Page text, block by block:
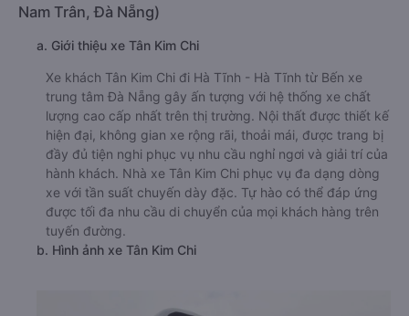
Nam Trân, Đà Nẵng)
a. Giới thiệu xe Tân Kim Chi
Xe khách Tân Kim Chi đi Hà Tĩnh - Hà Tĩnh từ Bến xe
trung tâm Đà Nẵng gây ấn tượng với hệ thống xe chất
lượng cao cấp nhất trên thị trường. Nội thất được thiết kế
hiện đại, không gian xe rộng rãi, thoải mái, được trang bị
đầy đủ tiện nghi phục vụ nhu cầu nghỉ ngơi và giải trí của
hành khách. Nhà xe Tân Kim Chi phục vụ đa dạng dòng
xe với tần suất chuyến dày đặc. Tự hào có thể đáp ứng
được tối đa nhu cầu di chuyển của mọi khách hàng trên
tuyến đường.
b. Hình ảnh xe Tân Kim Chi